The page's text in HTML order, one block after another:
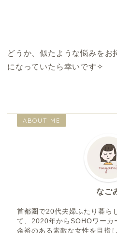
どうか、似たような悩みをお
になっていたら幸いです✧
ABOUT ME
なご
首都圏で20代夫婦ふたり暮ら
て、2020年からSOHOワー
余裕のある素敵な女性を目指